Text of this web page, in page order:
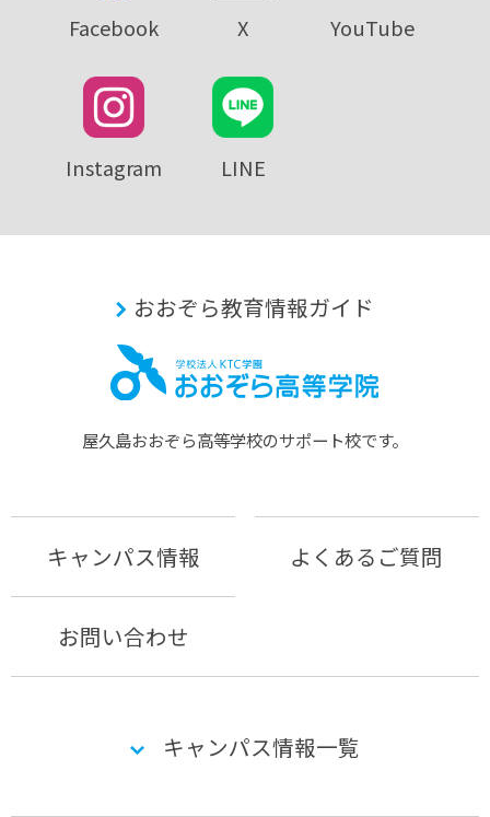
Facebook X YouTube
Instagram LINE
おおぞら教育情報ガイド
屋久島おおぞら⾼等学校のサポート校です。
キャンパス情報 よくあるご質問
お問い合わせ
キャンパス情報一覧